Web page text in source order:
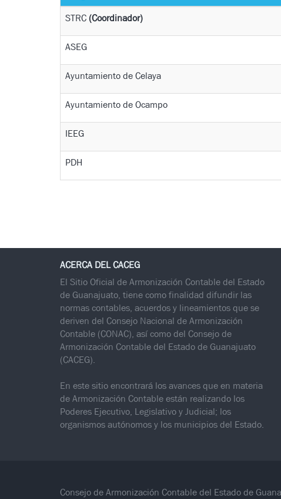
STRC(Coordinador)
ASEG
Ayuntamiento de Celaya
Ayuntamiento de Ocampo
IEEG
PDH
ACERCA DEL CACEG
El Sitio Oficial de Armonización Contable del Estado
de Guanajuato, tiene como finalidad difundir las
normas contables, acuerdos y lineamientos que se
deriven del Consejo Nacional de Armonización
Contable (CONAC), así como del Consejo de
Armonización Contable del Estado de Guanajuato
(CACEG).
En este sitio encontrará los avances que en materia
de Armonización Contable están realizando los
Poderes Ejecutivo, Legislativo y Judicial; los
organismos autónomos y los municipios del Estado.
Consejo de Armonización Contable del Estado de